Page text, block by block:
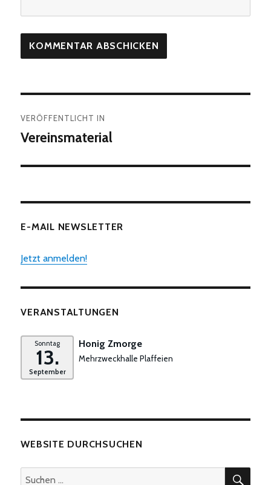
VERÖFFENTLICHT IN
Vereinsmaterial
E-MAIL NEWSLETTER
Jetzt anmelden!
VERANSTALTUNGEN
Sonntag
13.
September
Honig Zmorge
Mehrzweckhalle Plaffeien
WEBSITE DURCHSUCHEN
Suchen